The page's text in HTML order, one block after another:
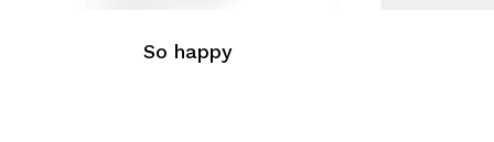
So happy